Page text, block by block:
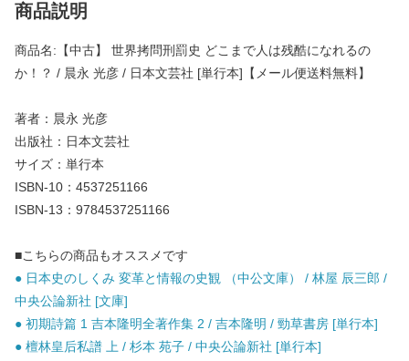
商品説明
商品名:【中古】 世界拷問刑罰史 どこまで人は残酷になれるの
か！？ / 晨永 光彦 / 日本文芸社 [単行本]【メール便送料無料】
著者：晨永 光彦
出版社：日本文芸社
サイズ：単行本
ISBN-10：4537251166
ISBN-13：9784537251166
■こちらの商品もオススメです
● 日本史のしくみ 変革と情報の史観 （中公文庫） / 林屋 辰三郎 /
中央公論新社 [文庫]
● 初期詩篇 1 吉本隆明全著作集 2 / 吉本隆明 / 勁草書房 [単行本]
● 檀林皇后私譜 上 / 杉本 苑子 / 中央公論新社 [単行本]